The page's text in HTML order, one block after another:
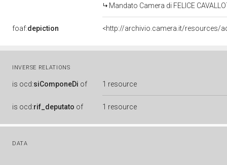
Mandato Camera di FELICE
foaf:depiction <http://archivio.camera.it/resources/
INVERSE RELATIONS
is ocd:siComponeDi of 1 resource
is ocd:rif_deputato of 1 resource
DATA